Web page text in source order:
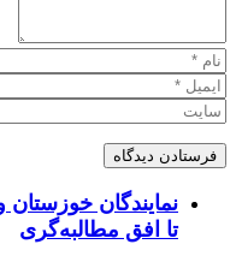
تا افق مطالبه‌گری